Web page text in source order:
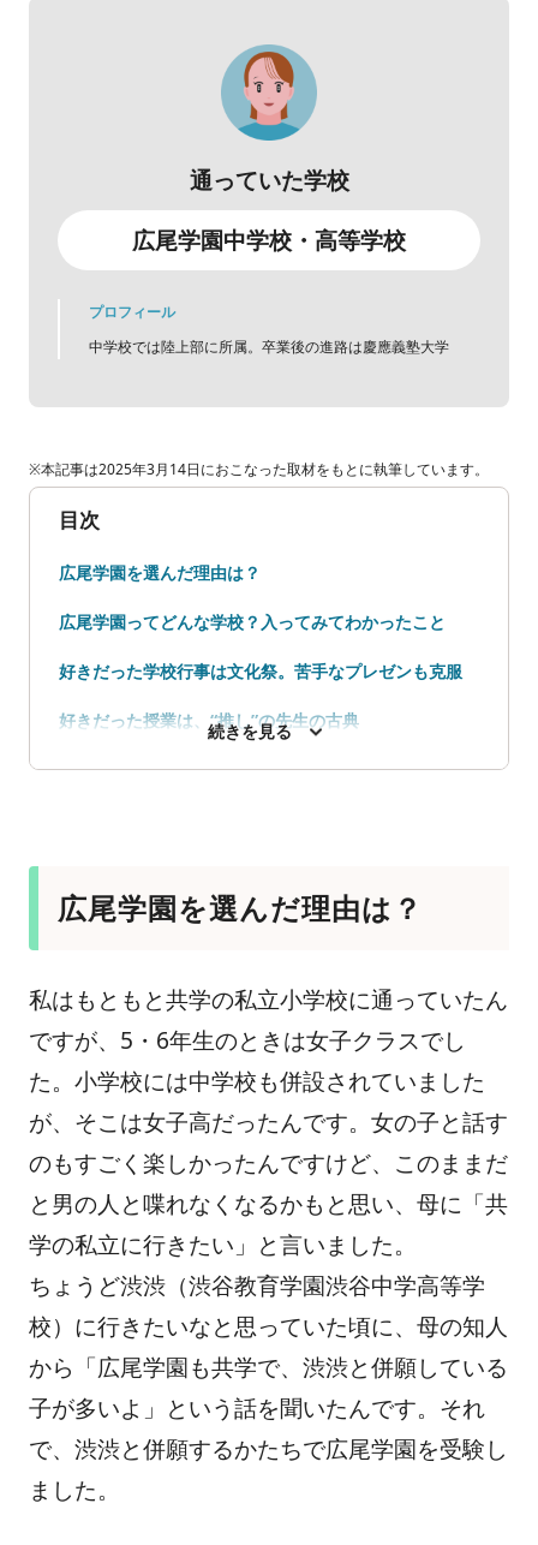
通っていた学校
広尾学園中学校・高等学校
プロフィール
中学校では陸上部に所属。卒業後の進路は慶應義塾大学
※本記事は2025年3月14日におこなった取材をもとに執筆しています。
目次
広尾学園を選んだ理由は？
広尾学園ってどんな学校？入ってみてわかったこと
好きだった学校行事は文化祭。苦手なプレゼンも克服
好きだった授業は、“推し”の先生の古典
友達とはひたすらおしゃべり。休日はディズニーへ行く
広尾学園の卒業生で良かったと思えること
続きを見る
広尾学園を選んだ理由は？
私はもともと共学の私立小学校に通っていたん
ですが、5・6年生のときは女子クラスでし
た。小学校には中学校も併設されていました
が、そこは女子高だったんです。女の子と話す
のもすごく楽しかったんですけど、このままだ
と男の人と喋れなくなるかもと思い、母に「共
学の私立に行きたい」と言いました。
ちょうど渋渋（渋谷教育学園渋谷中学高等学
校）に行きたいなと思っていた頃に、母の知人
から「広尾学園も共学で、渋渋と併願している
子が多いよ」という話を聞いたんです。それ
で、渋渋と併願するかたちで広尾学園を受験し
ました。